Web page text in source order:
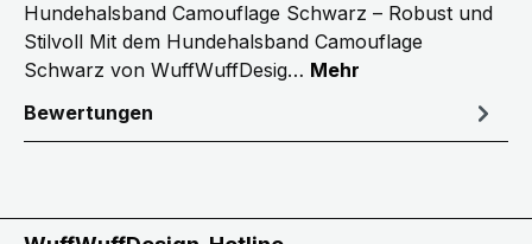
Hundehalsband Camouflage Schwarz – Robust und
Stilvoll Mit dem Hundehalsband Camouflage
Schwarz von WuffWuffDesig… Mehr
Bewertungen